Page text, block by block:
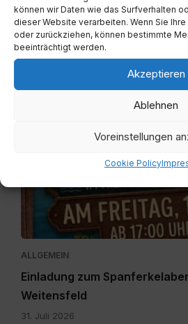
können wir Daten wie das Surfverhalten
dieser Website verarbeiten. Wenn Sie
oder zurückziehen, können bestimmte
beeinträchtigt werden.
Akzeptieren
Ablehnen
Voreinstellungen
Cookie Policy
20260804-
WA0003.jpg
Eröffnung Imbissstube
Spanferkelabend.jpg
ALLGEMEIN
Einladung zum
Weitensfeld
31. Juli 2026